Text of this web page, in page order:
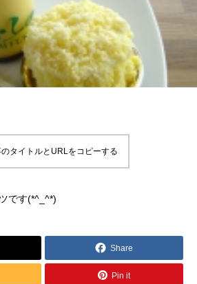
のタイトルとURLをコピーする
です(*^_^*)
Share
Pin it